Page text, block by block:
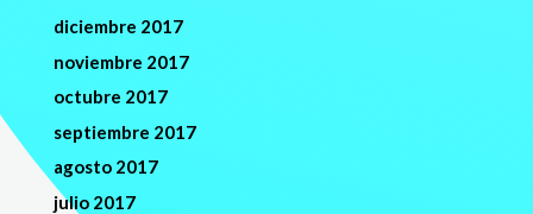
diciembre 2017
noviembre 2017
octubre 2017
septiembre 2017
agosto 2017
julio 2017